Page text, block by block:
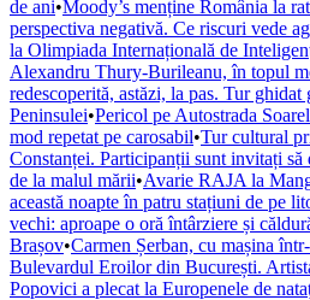
de ani•Moody’s menține România la
perspectiva negativă. Ce riscuri vede
la Olimpiada Internațională de
Alexandru Thury-Burileanu, în topul
redescoperită, astăzi, la pas. Tur
Peninsulei•Pericol pe Autostrada
mod repetat pe carosabil•Tur cultural
Constanței. Participanții sunt invitați să
de la malul mării•Avarie RAJA la
această noapte în patru stațiuni de pe
vechi: aproape o oră întârziere și
Brașov•Carmen Șerban, cu mașina
Bulevardul Eroilor din București.
Popovici a plecat la Europenele de